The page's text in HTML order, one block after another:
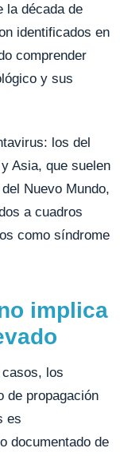
la década de
identificados en
comprender
y sus
los del
Asia, que suelen
Nuevo Mundo,
a cuadros
como síndrome
implica
los
de propagación
es
documentado de